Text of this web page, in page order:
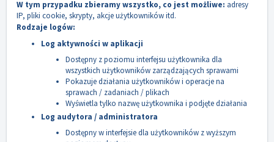
W tym przypadku zbieramy wszystko, co jest możliwe: adresy
IP, pliki cookie, skrypty, akcje użytkowników itd.
Rodzaje logów:
Log aktywności w aplikacji
Dostępny z poziomu interfejsu użytkownika dla
wszystkich użytkowników zarządzających sprawami
Pokazuje działania użytkowników i operacje na
sprawach / zadaniach / plikach
Wyświetla tylko nazwę użytkownika i podjęte działania
Log audytora / administratora
Dostępny w interfejsie dla użytkowników z wyższym